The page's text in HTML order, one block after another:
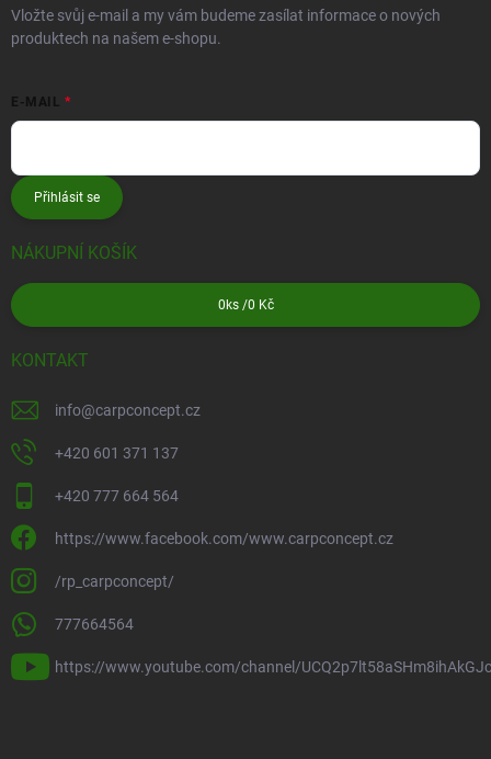
Vložte svůj e-mail a my vám budeme zasílat informace o nových
produktech na našem e-shopu.
E-MAIL
Přihlásit se
NÁKUPNÍ KOŠÍK
0ks /0 Kč
KONTAKT
info@carpconcept.cz
+420 601 371 137
+420 777 664 564
https://www.facebook.com/www.carpconcept.cz
/rp_carpconcept/
777664564
https://www.youtube.com/channel/